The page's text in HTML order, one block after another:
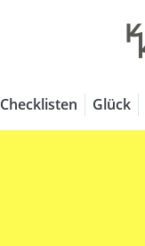
Checklisten Glück